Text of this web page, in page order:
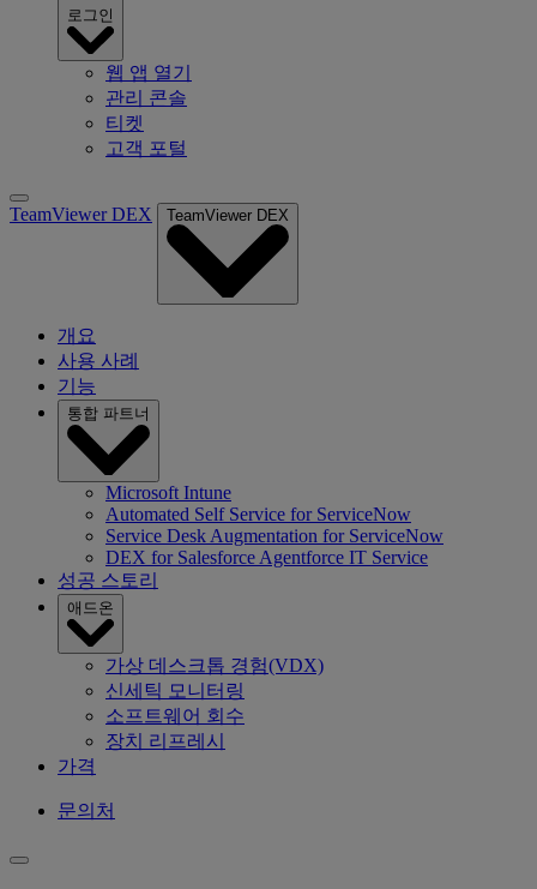
로그인
웹 앱 열기
관리 콘솔
티켓
고객 포털
TeamViewer DEX TeamViewer DEX
개요
사용 사례
기능
통합 파트너
Microsoft Intune
Automated Self Service for ServiceNow
Service Desk Augmentation for ServiceNow
DEX for Salesforce Agentforce IT Service
성공 스토리
애드온
가상 데스크톱 경험(VDX)
신세틱 모니터링
소프트웨어 회수
장치 리프레시
가격
문의처